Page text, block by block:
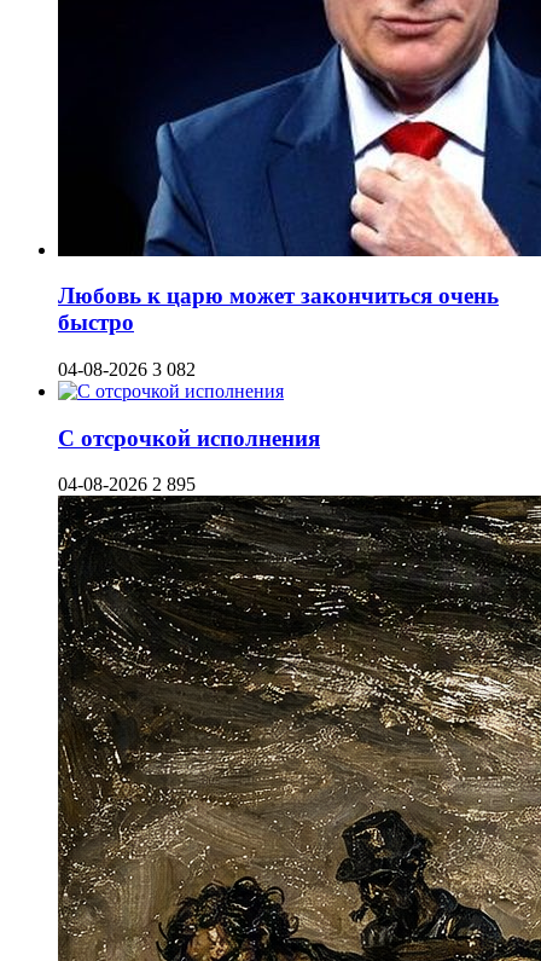
Любовь к царю может закончиться очень
быстро
04-08-2026 3 082
С отсрочкой исполнения
04-08-2026 2 895